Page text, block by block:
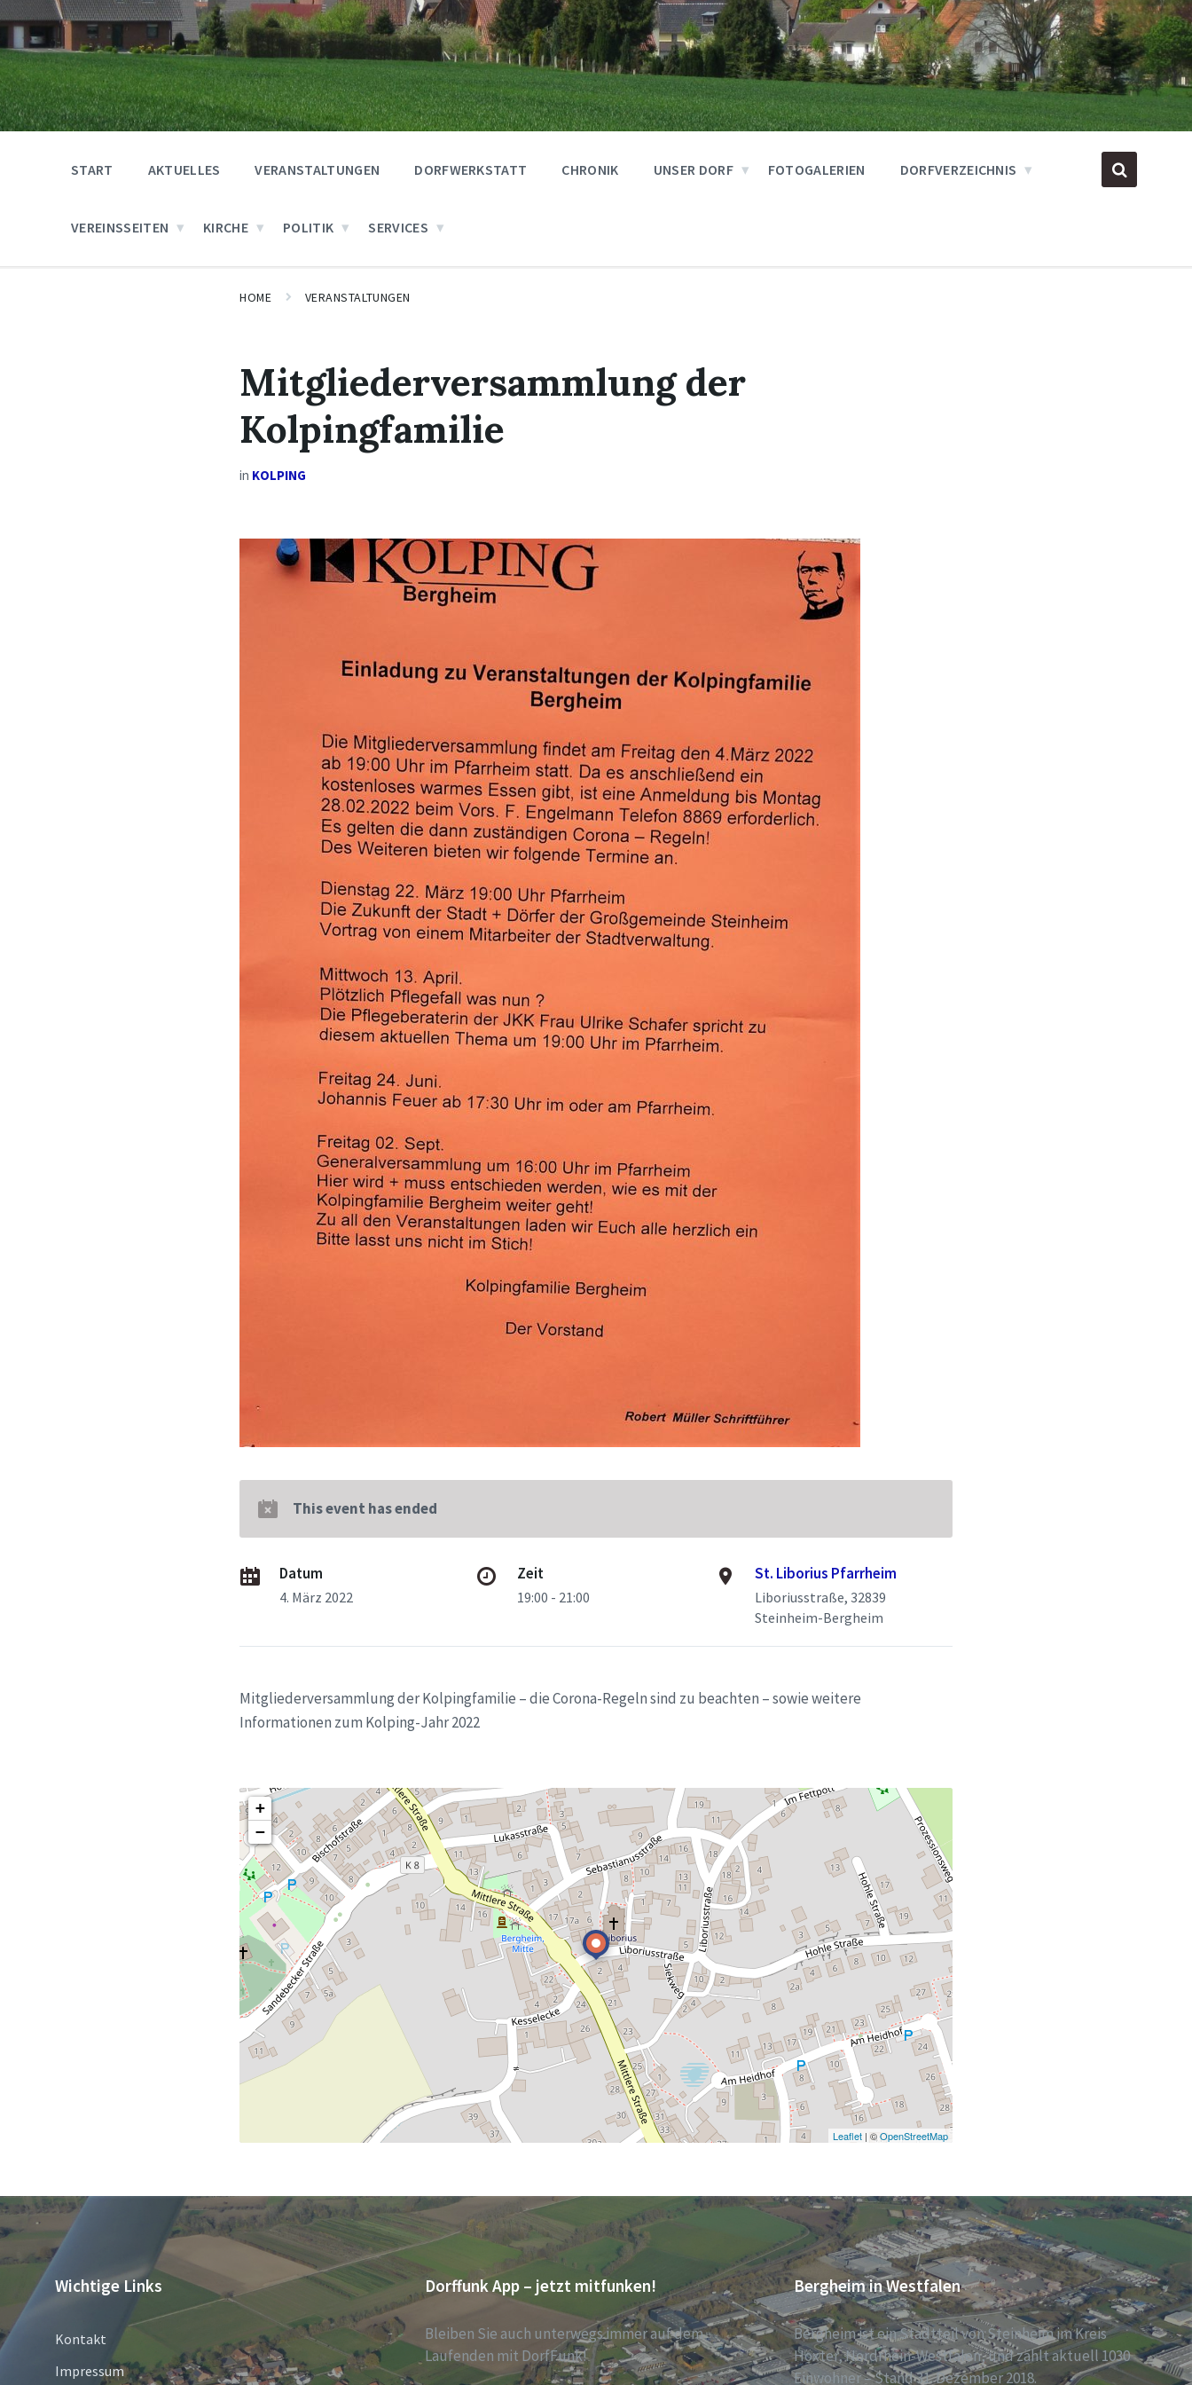
START AKTUELLES VERANSTALTUNGEN DORFWERKSTATT CHRONIK UNSER DORF FOTOGALERIEN DORFVERZEICHNIS
VEREINSSEITEN KIRCHE POLITIK SERVICES
HOME VERANSTALTUNGEN
Mitgliederversammlung der
Kolpingfamilie
in KOLPING
This event has ended
Datum
4. März 2022
Zeit
19:00 - 21:00
St. Liborius Pfarrheim
Liboriusstraße, 32839
Steinheim-Bergheim
Mitgliederversammlung der Kolpingfamilie – die Corona-Regeln sind zu beachten – sowie weitere
Informationen zum Kolping-Jahr 2022
+
−
Leaflet| ©OpenStreetMap
Wichtige Links
Kontakt
Impressum
Dorffunk App – jetzt mitfunken!
Bleiben Sie auch unterwegs immer auf dem
Laufenden mit DorfFunk!
Bergheim in Westfalen
Bergheim ist ein Stadtteil von Steinheim im Kreis
Höxter, Nordrhein-Westfalen, und zählt aktuell 1030
Einwohner – Stand 31. Dezember 2018.